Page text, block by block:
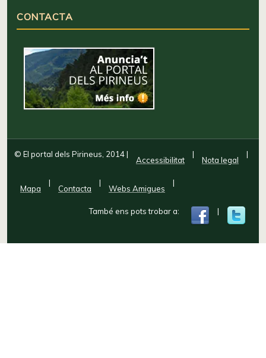
CONTACTA
© El portal dels Pirineus, 2014|
Accessibilitat
|
Nota legal
|
Mapa
|
Contacta
|
Webs Amigues
|
També ens pots trobar a: |